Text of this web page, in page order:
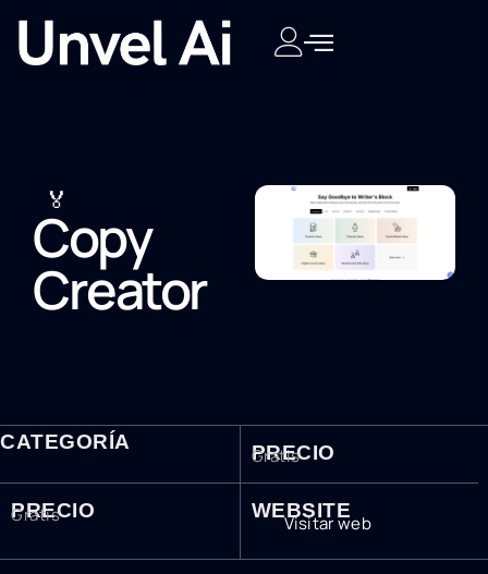
🏅
Copy
Creator
CATEGORÍA PRECIO
Gratis
PRECIO
Gratis WEBSITE
Visitar web